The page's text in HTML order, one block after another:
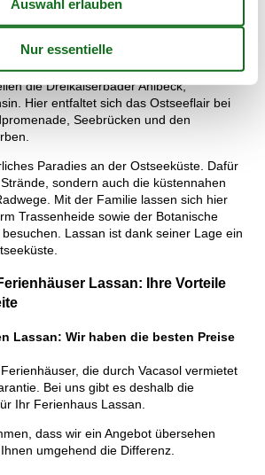
Landesmuseum.
der Küste vor dem Lassaner Winkel
bekannt für seine idyllischen Ostseebäder
die Dreikaiserbäder Ahlbeck,
Hier entfaltet sich das Ostseeflair bei
Seebrücken und den
Paradies an der Ostseeküste. Dafür
sondern auch die küstennahen
Mit der Familie lassen sich hier
Trassenheide sowie der Botanische
Lassan ist dank seiner Lage ein
Lassan: Ihre Vorteile
Lassan: Wir haben die besten Preise
die durch Vacasol vermietet
Bei uns gibt es deshalb die
Ihr Ferienhaus Lassan.
dass wir ein Angebot übersehen
umgehend die Differenz.